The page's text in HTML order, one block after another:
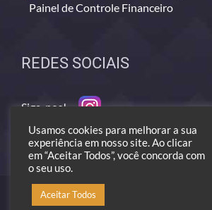
Painel de Controle Financeiro
REDES SOCIAIS
Siga-nos!
© 2006 ---> 2026 - Todos os direitos
Usamos cookies para melhorar a sua
experiência em nosso site. Ao clicar
em “Aceitar Todos”, você concorda com
o seu uso.
Aceitar Todos